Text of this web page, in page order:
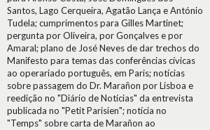
Santos, Lago Cerqueira, Agatão Lança e António
Tudela; cumprimentos para Gilles Martinet;
pergunta por Oliveira, por Gonçalves e por
Amaral; plano de José Neves de dar trechos do
Manifesto para temas das conferências cívicas
ao operariado português, em Paris; notícias
sobre passagem do Dr. Marañon por Lisboa e
reedição no "Diário de Notícias" da entrevista
publicada no "Petit Parisien"; notícia no
"Temps" sobre carta de Marañon ao